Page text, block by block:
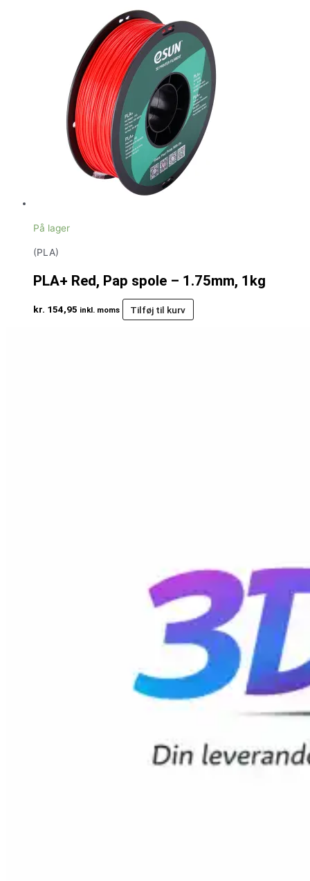
På lager
(PLA)
PLA+ Red, Pap spole – 1.75mm, 1kg
kr. 154,95 inkl. moms Tilføj til kurv